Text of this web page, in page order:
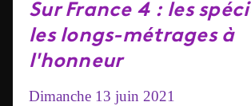
Sur France 4 : les
les longs-métrages à
l'honneur
Dimanche 13 juin 2021